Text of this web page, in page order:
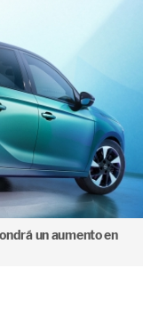
un aumento en